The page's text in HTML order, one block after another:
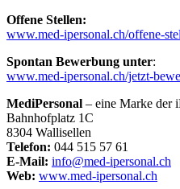
Offene Stellen:
www.med-ipersonal.ch/offene-
Spontan Bewerbung unter:
www.med-ipersonal.ch/jetzt-
MediPersonal – eine Marke der
Bahnhofplatz 1C
8304 Wallisellen
Telefon: 044 515 57 61
E-Mail: info@med-ipersonal.ch
Web: www.med-ipersonal.ch